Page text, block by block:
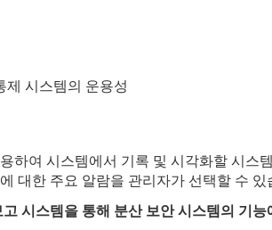
제 시스템의 운용성
하여 시스템에서 기록 및 시각화할 시스
대한 주요 알람을 관리자가 선택할 수 있
시스템을 통해 분산 보안 시스템의 기